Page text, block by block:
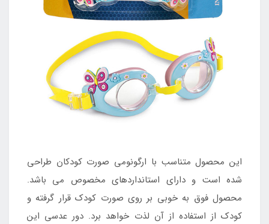
این محصول متناسب با ارگونومی صورت کودکان طراحی
شده است و دارای استانداردهای مخصوص می باشد.
محصول فوق به خوبی بر روی صورت کودک قرار گرفته و
کودک از استفاده از آن لذت خواهد برد. دور عدسی این